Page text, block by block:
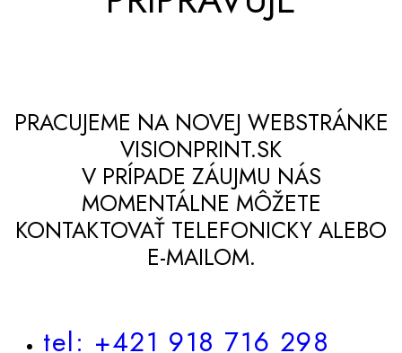
PRACUJEME NA NOVEJ WEBSTRÁNKE
VISIONPRINT.SK
V PRÍPADE ZÁUJMU NÁS
MOMENTÁLNE MÔŽETE
KONTAKTOVAŤ TELEFONICKY ALEBO
E-MAILOM.
tel: +421 918 716 298